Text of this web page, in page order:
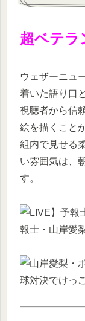
超ベテ
ウェザーニュ
着いた語り口
視聴者から信
絵を描くこと
組内で見せる
い雰囲気は、
す。